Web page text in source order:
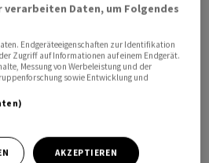
Immobilienpreise und ein
der Beleihungsquoten haben
geschürt und den
Jahr zum
gute Chancen, dass sich die
verarbeiten Daten, um Folgendes
Endgeräteeigenschaften zur Identifikation
Zugriff auf Informationen auf einem Endgerät.
Messung von Werbeleistung und der
sowie Entwicklung und
AKZEPTIEREN